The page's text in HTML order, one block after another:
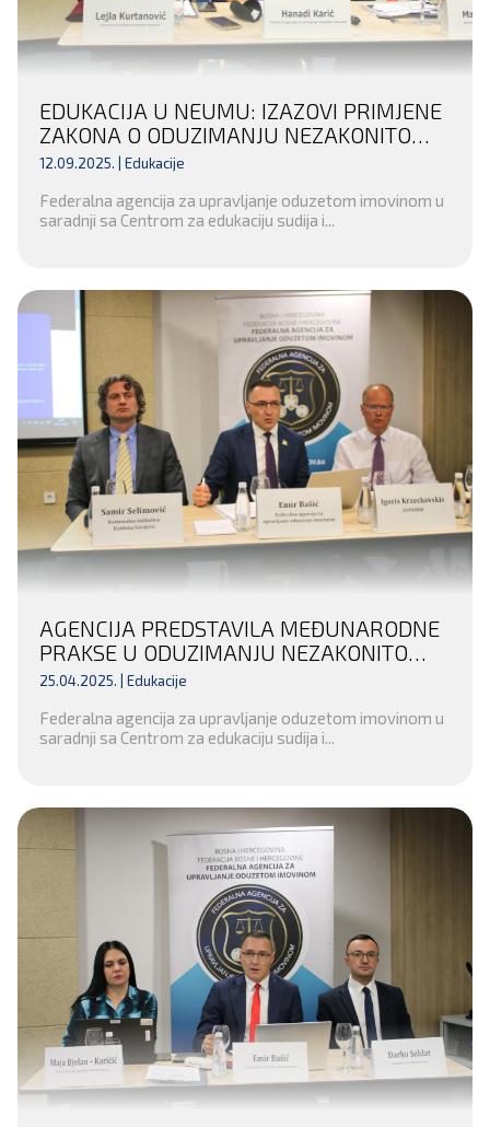
EDUKACIJA U NEUMU: IZAZOVI PRIMJENE
ZAKONA O ODUZIMANJU NEZAKONITO
STEČENE IMOVINE U FEDERACIJI BIH
12.09.2025. | Edukacije
Federalna agencija za upravljanje oduzetom imovinom u
saradnji sa Centrom za edukaciju sudija i...
AGENCIJA PREDSTAVILA MEĐUNARODNE
PRAKSE U ODUZIMANJU NEZAKONITO
STEČENE IMOVINE
25.04.2025. | Edukacije
Federalna agencija za upravljanje oduzetom imovinom u
saradnji sa Centrom za edukaciju sudija i...